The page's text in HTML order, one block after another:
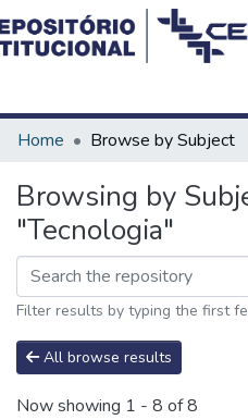
Communities & Collections
Home Browse by Subject
Browsing by
"Tecnologia"
Filter results by typing the first
All browse results
Now showing 1 - 8 of 8